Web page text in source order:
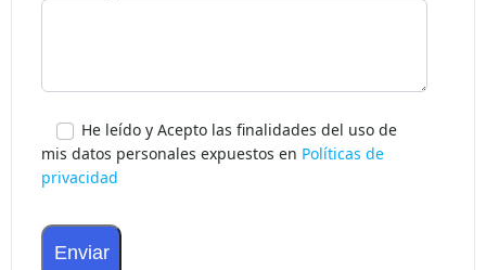
He leído y Acepto las finalidades del uso de
mis datos personales expuestos en Políticas de
privacidad